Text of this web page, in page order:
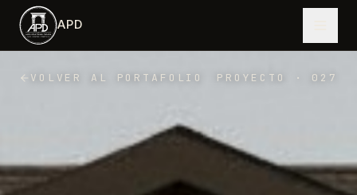
Saltar al contenido principal
APD
VOLVER AL PORTAFOLIO PROYECTO · 027